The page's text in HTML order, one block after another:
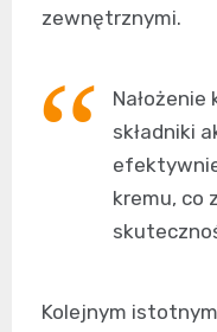
zewnętrznymi.
składniki
kremu, co
Kolejnym